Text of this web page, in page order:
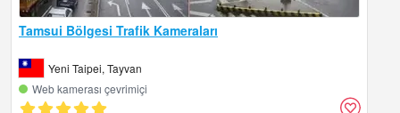
Tamsui Bölgesi Trafik Kameraları
Yeni Taipei, Tayvan
Web kamerası çevrimiçi